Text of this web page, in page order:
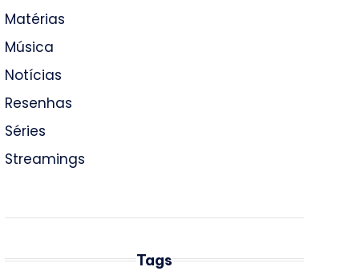
Matérias
Música
Notícias
Resenhas
Séries
Streamings
Tags